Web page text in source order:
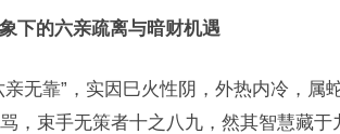
下的六亲疏离与暗财机遇
亲无靠”，实因巳火性阴，外热内冷，属
，束手无策者十之八九，然其智慧藏